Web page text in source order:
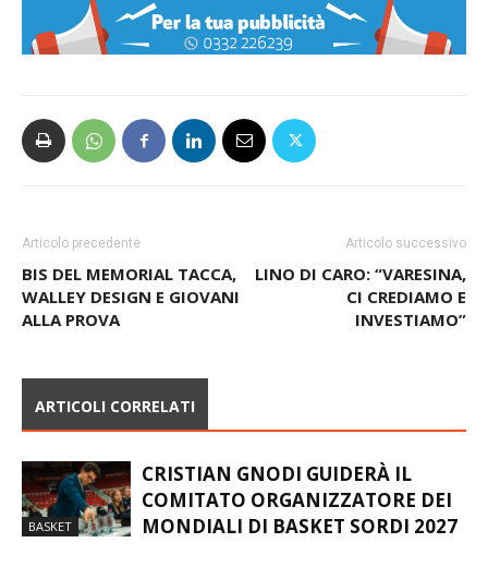
Articolo precedente
BIS DEL MEMORIAL TACCA,
WALLEY DESIGN E GIOVANI
ALLA PROVA
Articolo successivo
LINO DI CARO: “VARESINA,
CI CREDIAMO E
INVESTIAMO”
ARTICOLI CORRELATI
BASKET
CRISTIAN GNODI GUIDERÀ IL
COMITATO ORGANIZZATORE DEI
MONDIALI DI BASKET SORDI 2027